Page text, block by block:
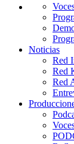
Noticias
Red
Red
Red